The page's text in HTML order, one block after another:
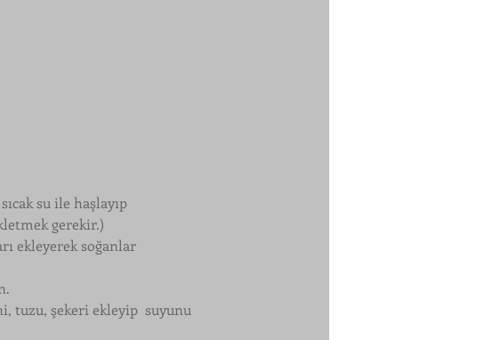
su ile haşlayıp
gerekir.)
ekleyerek soğanlar
tuzu, şekeri ekleyip  suyunu